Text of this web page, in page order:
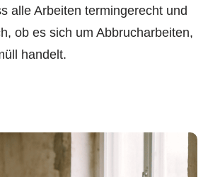
alle Arbeiten termingerecht und
ob es sich um Abbrucharbeiten,
handelt.